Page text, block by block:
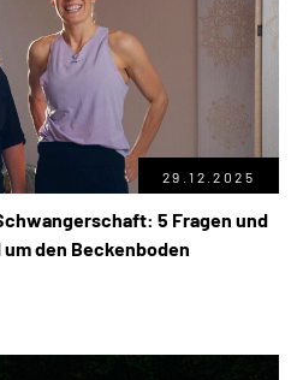
29.12.2025
5 Fragen und
den Beckenboden